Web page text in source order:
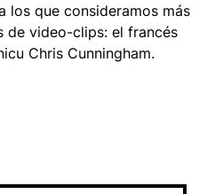
los que consideramos más
de video-clips: el francés
Chris Cunningham.